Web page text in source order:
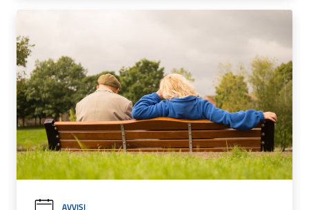
AVVISI